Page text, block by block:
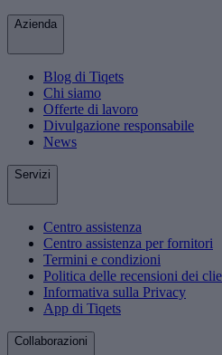
Azienda
Blog di Tiqets
Chi siamo
Offerte di lavoro
Divulgazione responsabile
News
Servizi
Centro assistenza
Centro assistenza per fornitori
Termini e condizioni
Politica delle recensioni dei
Informativa sulla Privacy
App di Tiqets
Collaborazioni